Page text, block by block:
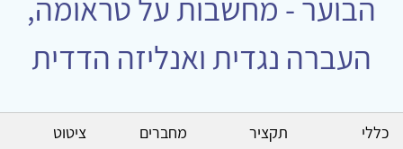
הבוער - מחשבות על טראומה,
העברה נגדית ואנליזה הדדית
כללי תקציר מחברים ציטוט